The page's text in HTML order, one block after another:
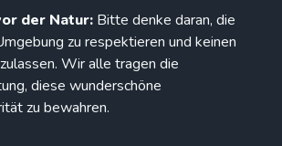
der Natur: Bitte denke daran, die
zu respektieren und keinen
Wir alle tragen die
diese wunderschöne
zu bewahren.